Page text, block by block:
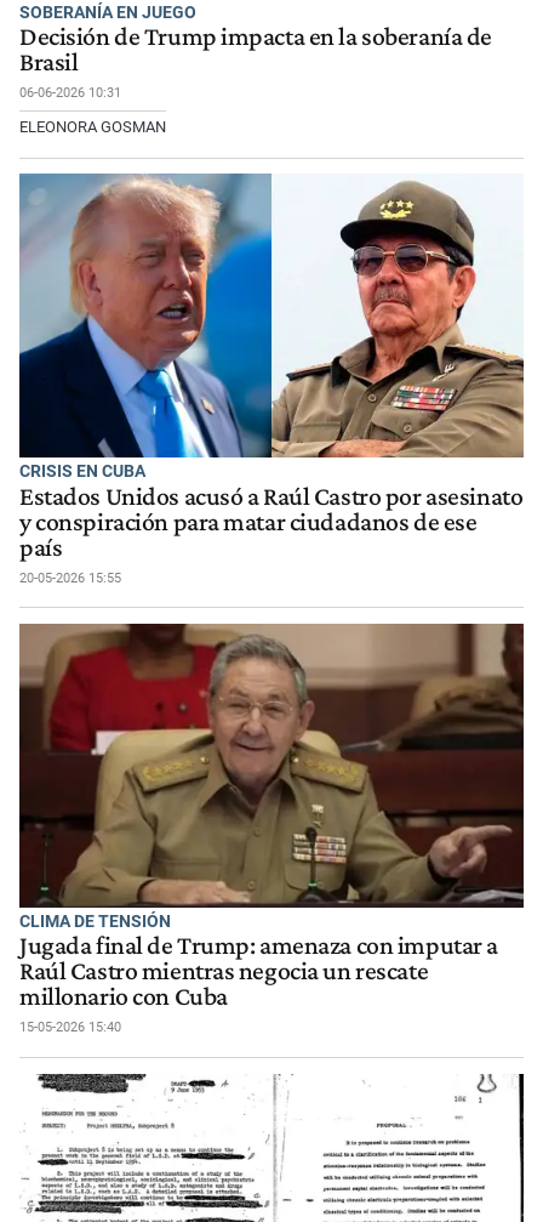
SOBERANÍA EN JUEGO
Decisión de Trump impacta en la soberanía de
Brasil
06-06-2026 10:31
ELEONORA GOSMAN
CRISIS EN CUBA
Estados Unidos acusó a Raúl Castro por asesinato
y conspiración para matar ciudadanos de ese
país
20-05-2026 15:55
CLIMA DE TENSIÓN
Jugada final de Trump: amenaza con imputar a
Raúl Castro mientras negocia un rescate
millonario con Cuba
15-05-2026 15:40